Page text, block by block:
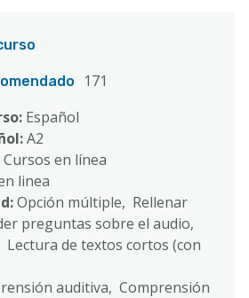
171
Español
A2
Cursos en línea
linea
Opción múltiple, Rellenar
preguntas sobre el audio,
Lectura de textos cortos (con
auditiva, Comprensión